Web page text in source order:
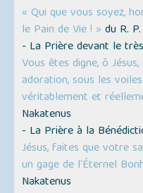
« Qui que vous soyez,
le Pain de Vie ! » du R.
- La Prière devant le
Vous êtes digne, ô
adoration, sous les
véritablement et
Nakatenus
- La Prière à la
Jésus, faites que votre
un gage de l'Éternel
Nakatenus